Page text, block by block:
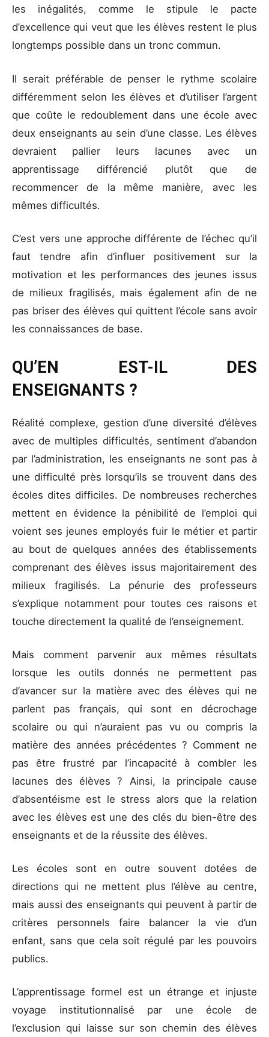
les inégalités, comme le stipule le pacte
d’excellence qui veut que les élèves restent le plus
longtemps possible dans un tronc commun.
Il serait préférable de penser le rythme scolaire
différemment selon les élèves et d’utiliser l’argent
que coûte le redoublement dans une école avec
deux enseignants au sein d’une classe. Les élèves
devraient pallier leurs lacunes avec un
apprentissage différencié plutôt que de
recommencer de la même manière, avec les
mêmes difficultés.
C’est vers une approche différente de l’échec qu’il
faut tendre afin d’influer positivement sur la
motivation et les performances des jeunes issus
de milieux fragilisés, mais également afin de ne
pas briser des élèves qui quittent l’école sans avoir
les connaissances de base.
QU’EN EST-IL DES
ENSEIGNANTS ?
Réalité complexe, gestion d’une diversité d’élèves
avec de multiples difficultés, sentiment d’abandon
par l’administration, les enseignants ne sont pas à
une difficulté près lorsqu’ils se trouvent dans des
écoles dites difficiles. De nombreuses recherches
mettent en évidence la pénibilité de l’emploi qui
voient ses jeunes employés fuir le métier et partir
au bout de quelques années des établissements
comprenant des élèves issus majoritairement des
milieux fragilisés. La pénurie des professeurs
s’explique notamment pour toutes ces raisons et
touche directement la qualité de l’enseignement.
Mais comment parvenir aux mêmes résultats
lorsque les outils donnés ne permettent pas
d’avancer sur la matière avec des élèves qui ne
parlent pas français, qui sont en décrochage
scolaire ou qui n’auraient pas vu ou compris la
matière des années précédentes ? Comment ne
pas être frustré par l’incapacité à combler les
lacunes des élèves ? Ainsi, la principale cause
d’absentéisme est le stress alors que la relation
avec les élèves est une des clés du bien-être des
enseignants et de la réussite des élèves.
Les écoles sont en outre souvent dotées de
directions qui ne mettent plus l’élève au centre,
mais aussi des enseignants qui peuvent à partir de
critères personnels faire balancer la vie d’un
enfant, sans que cela soit régulé par les pouvoirs
publics.
L’apprentissage formel est un étrange et injuste
voyage institutionnalisé par une école de
l’exclusion qui laisse sur son chemin des élèves